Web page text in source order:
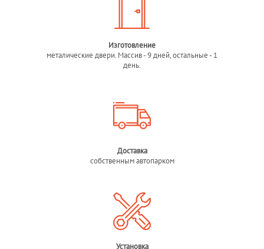
Изготовление
металические двери. Массив - 9 дней, остальные - 1
день.
Доставка
собственным автопарком
Установка